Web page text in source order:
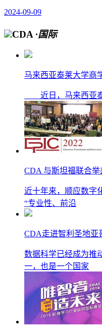
2024-09-09
CDA ·国际
马来西亚泰莱大学商
近日，马来西亚泰
CDA 与斯坦福联合
近十年来，顺应数字
“专业性、前沿
CDA走进智利圣地亚
数据科学已经成为推
一，也是一个国家